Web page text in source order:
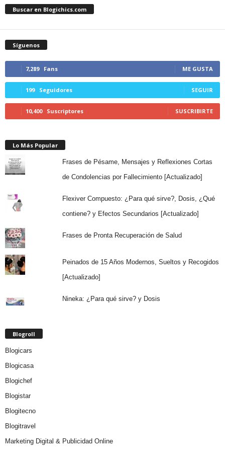
Buscar en Blogichics.com
Síguenos
7,289 Fans ME GUSTA
199 Seguidores SEGUIR
10,400 Suscriptores SUSCRIBIRTE
Lo Más Popular
Frases de Pésame, Mensajes y Reflexiones Cortas
de Condolencias por Fallecimiento [Actualizado]
Flexiver Compuesto: ¿Para qué sirve?, Dosis, ¿Qué
contiene? y Efectos Secundarios [Actualizado]
Frases de Pronta Recuperación de Salud
Peinados de 15 Años Modernos, Sueltos y Recogidos
[Actualizado]
Nineka: ¿Para qué sirve? y Dosis
Blogroll
Blogicars
Blogicasa
Blogichef
Blogistar
Blogitecno
Blogitravel
Marketing Digital & Publicidad Online